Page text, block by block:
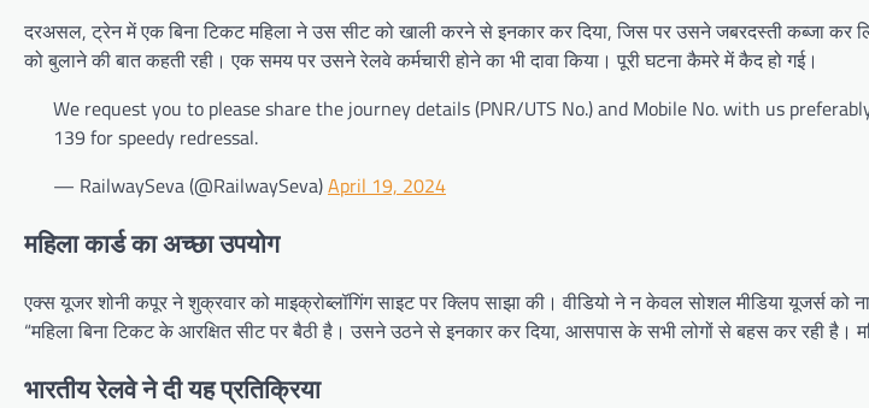
दरअसल, ट्रेन में एक बिना टिकट महिला ने उस सीट को खाली करने से इनकार कर दिया, जिस पर उसने जबरदस्ती कब्जा कर
को बुलाने की बात कहती रही। एक समय पर उसने रेलवे कर्मचारी होने का भी दावा किया। पूरी घटना कैमरे में कैद हो गई।
We request you to please share the journey details (PNR/UTS No.) and Mobile No. with us
139 for speedy redressal.
— RailwaySeva (@RailwaySeva)April 19, 2024
महिला कार्ड का अच्छा उपयोग
एक्स यूजर शोनी कपूर ने शुक्रवार को माइक्रोब्लॉगिंग साइट पर क्लिप साझा की। वीडियो ने न केवल सोशल मीडिया यूजर्स
“महिला बिना टिकट के आरक्षित सीट पर बैठी है। उसने उठने से इनकार कर दिया, आसपास के सभी लोगों से बहस कर रही है।
भारतीय रेलवे ने दी यह प्रतिक्रिया